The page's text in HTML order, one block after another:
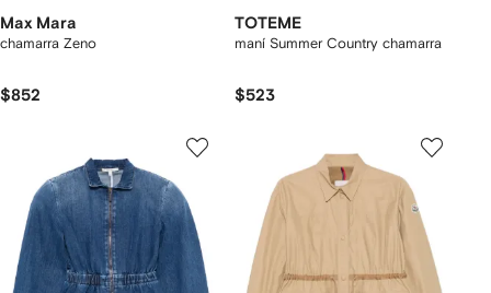
Max Mara
chamarra Zeno
$852
TOTEME
maní Summer Country chamarra
$523